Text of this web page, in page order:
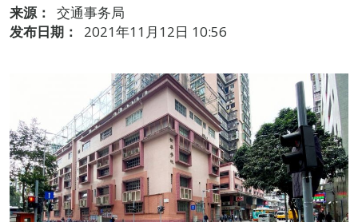
来源：
交通事务局
发布日期：
2021年11月12日 10:56